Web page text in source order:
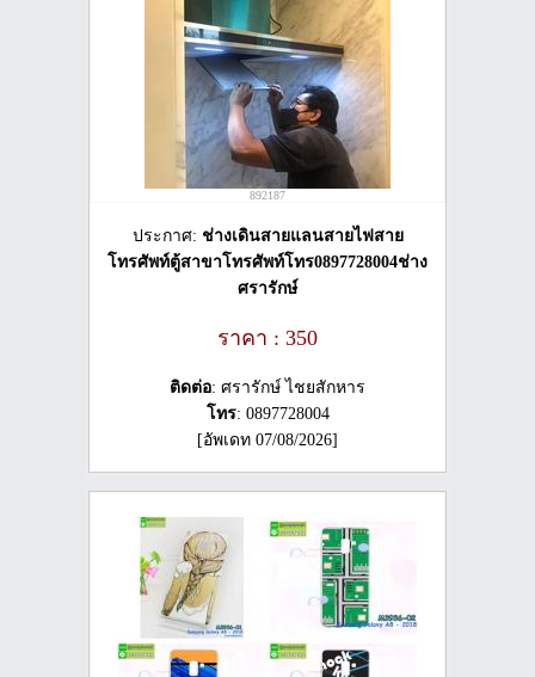
892187
ประกาศ: ช่างเดินสายแลนสายไฟสาย
โทรศัพท์ตู้สาขาโทรศัพท์โทร0897728004ช่าง
ศรารักษ์
ราคา : 350
ติดต่อ: ศรารักษ์ ไชยสักหาร
โทร: 0897728004
[อัพเดท 07/08/2026]